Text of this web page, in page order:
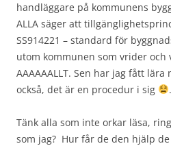
handläggare på kommunens
ALLA säger att
SS914221 – standard för
utom kommunen som vrider
AAAAAALLT. Sen har jag fått
också, det är en procedur i sig
.
Tänk alla som inte orkar läsa,
som jag? Hur får de den hjälp